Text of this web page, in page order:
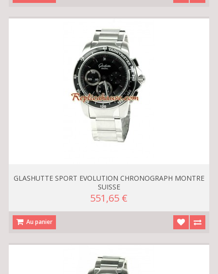
GLASHUTTE SPORT EVOLUTION CHRONOGRAPH MONTRE
SUISSE
551,65 €
Au panier